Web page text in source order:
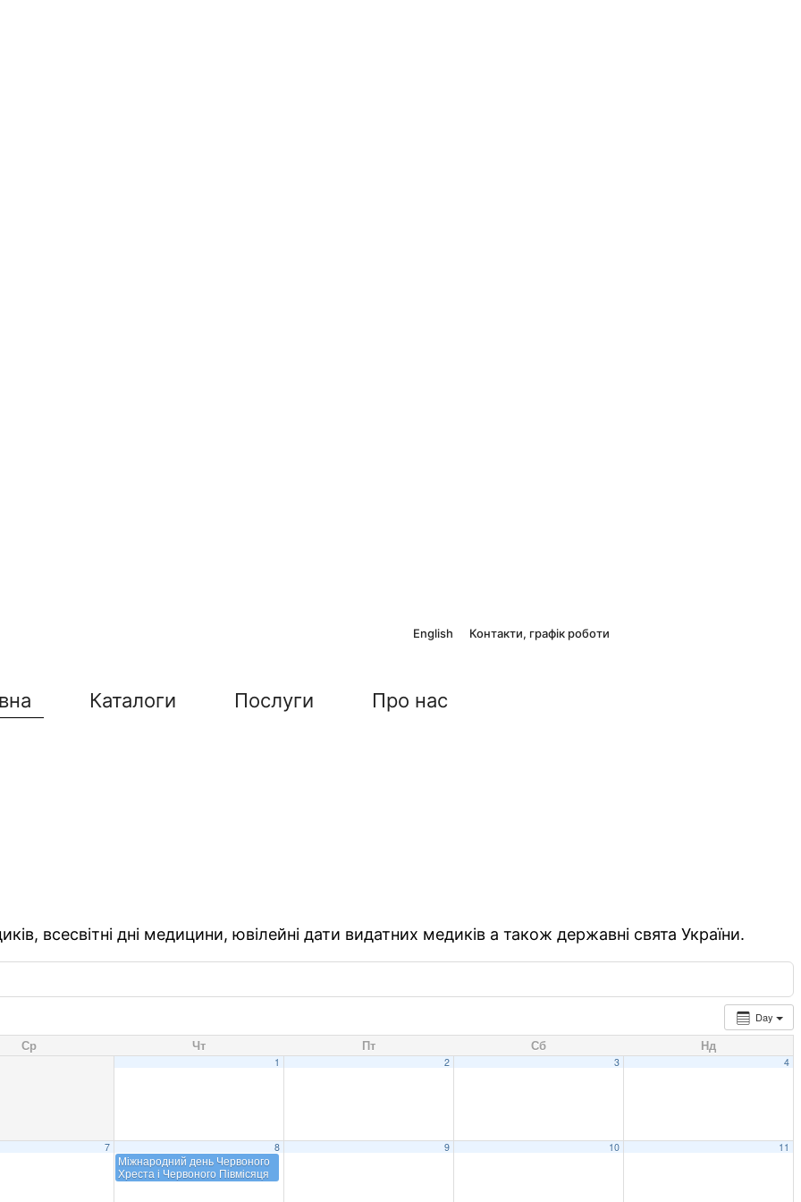
English Контакти, графік роботи
Каталоги Послуги Про нас
всесвітні дні медицини, ювілейні дати видатних медиків а також державні свята України.
Day
Ср Чт Пт Сб Нд
1 2 3 4
7 8
Міжнародний день Червоного
Хреста і Червоного Півмісяця
9 10 11